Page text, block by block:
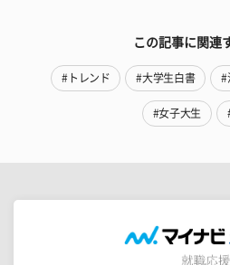
この記事に関連
#トレンド #大学生白書 #
#女子大生